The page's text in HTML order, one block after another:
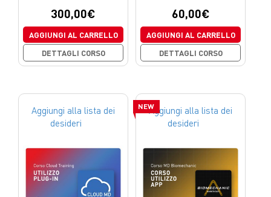
300,00€
AGGIUNGI AL CARRELLO
DETTAGLI CORSO
JOULE
60,00€
AGGIUNGI AL CARRELLO
DETTAGLI CORSO
Aggiungi alla lista dei
desideri
Aggiungi alla lista dei
desideri
NEW